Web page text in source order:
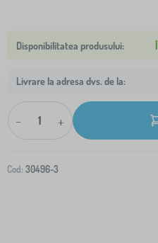
Livrare la adresa dvs. de la:
- +
Cod: 30496-3